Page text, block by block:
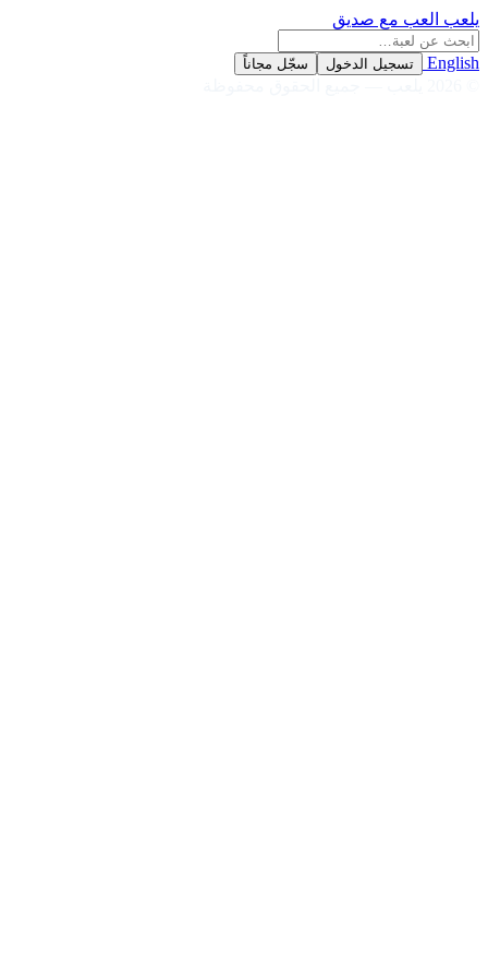
يلعب العب مع صديق
English تسجيل الدخول سجّل مجاناً